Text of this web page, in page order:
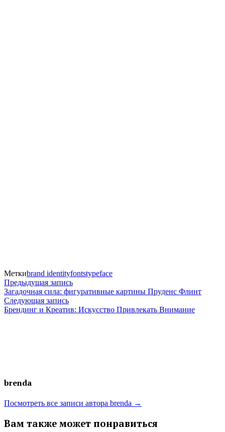
Меткиbrand identityfontstypeface
Навигация
по
записям
Предыдущая записьПредыдущая
запись:
Загадочная сила: фигуративные картины Пруденс Флинт
Следующая записьСледующая
запись:
Брендинг и Креатив: Искусство Привлекать Внимание
brenda
Посмотреть все записи автора brenda →
Вам также может понравиться